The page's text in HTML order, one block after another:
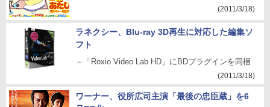
(2011/3/18)
ラネクシー、Blu-ray 3D再生に対応した編集ソ
フト
－「Roxio Video Lab HD」にBDプラグインを同梱
(2011/3/18)
ワーナー、役所広司主演「最後の忠臣蔵」を6